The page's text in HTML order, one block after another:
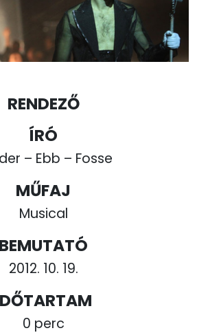
RENDEZŐ
ÍRÓ
– Ebb – Fosse
MŰFAJ
Musical
BEMUTATÓ
2012. 10. 19.
0 perc